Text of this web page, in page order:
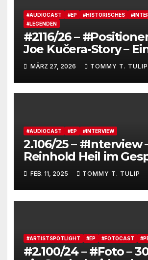
#AUDIOCAST #EP #HISTORISCHES
#LEGENDEN
#2116/26 –
Joe Kučera-Story –
von Bedřich Ludvík
mit Untertiteln (auf
und Englisch)
MÄRZ 27, 2026 TOMMY T. TULIP
#AUDIOCAST #EP #INTERVIEW
2.106/25 – #Interview
Reinhold Heil im
mit Markus Reuter
FEB. 11, 2025 TOMMY T. TULIP
#ARTISTSPOTLIGHT #EP #FOTOCAST
#2.100/24 – #Foto –